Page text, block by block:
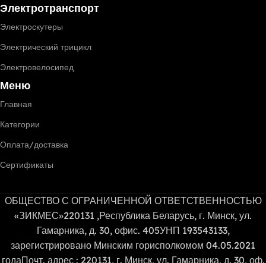
Электротранспорт
Электроскутеры
Электрический трицикл
Электровелосипед
Меню
Главная
Категории
Оплата/доставка
Сертификаты
ОБЩЕСТВО С ОГРАНИЧЕННОЙ ОТВЕТСТВЕННОСТЬЮ
«ЗИКМЕС»220131 ,Республика Беларусь, г. Минск, ул.
Гамарника, д. 30, офис. 405УНП 193543133,
зарегистрировано Минским горисполкомом 04.05.2021
годаПочт. адрес : 220131, г. Минск, ул. Гамарника, д. 30, оф.